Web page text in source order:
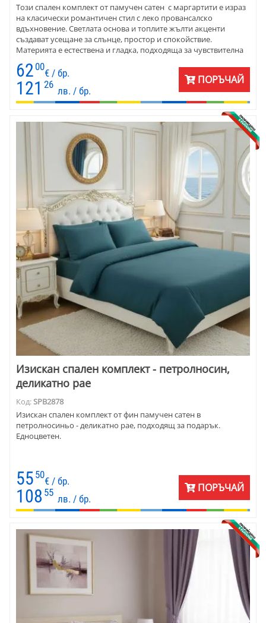
Този спален комплект от памучен сатен с маргартити е израз
на класически романтичен стил с леко провансалско
вдъхновение. Светлата основа и топлите жълти акценти
създават усещане за слънце, простор и спокойствие.
Материята е естествена и гладка, подходяща за чувствителна
кожа и ежедневна употреба. Комплектът е отличен избор за
спалня, в която се търси светлина и мекота, без натрапчиви
цветове. Подходящ е за хора, които държат на качеството и
естествените материи.
62 00
€ / бр.
121 26
лв. / бр.
ПОРЪЧАЙ
Изискан спален комплект - петролносин,
деликатно рае
Код:SPB2878
Изискан спален комплект от фин памучен сатен в
петролносиньо - деликатно рае, подходящ за подарък.
Едноцветен.
55 50
€ / бр.
108 55
лв. / бр.
ПОРЪЧАЙ